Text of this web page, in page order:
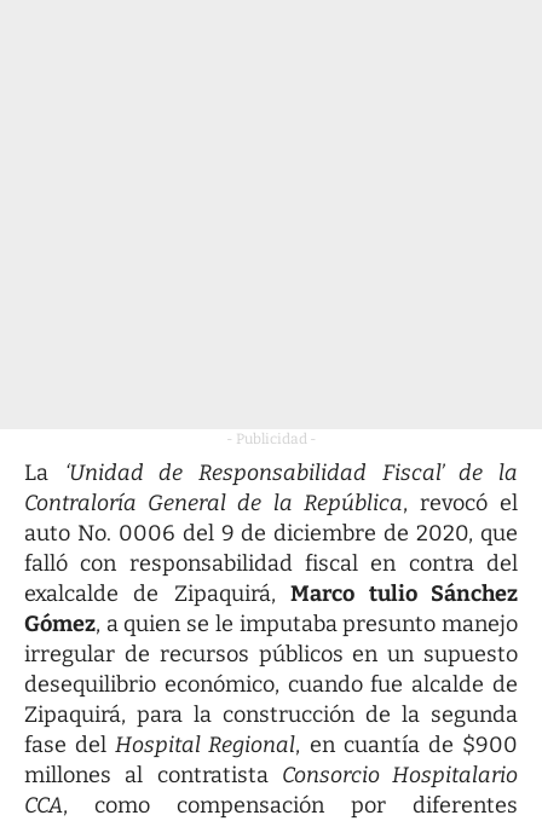
- Publicidad -
La ‘Unidad de Responsabilidad Fiscal’ de la
Contraloría General de la República, revocó el
auto No. 0006 del 9 de diciembre de 2020, que
falló con responsabilidad fiscal en contra del
exalcalde de Zipaquirá,Marco tulio Sánchez
Gómez, a quien se le imputaba presunto manejo
irregular de recursos públicos en un supuesto
desequilibrio económico, cuando fue alcalde de
Zipaquirá, para la construcción de la segunda
fase delHospital Regional, en cuantía de $900
millones al contratista Consorcio Hospitalario
CCA, como compensación por diferentes